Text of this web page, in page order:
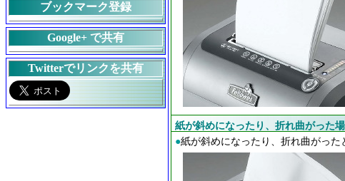
紙が斜めになったり、折れ曲がった
●紙が斜めになったり、折れ曲がった
ブックマーク登録
Google+ で共有
Twitterでリンクを共有